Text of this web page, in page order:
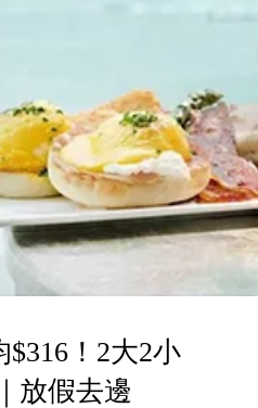
！2大2小
放假去邊